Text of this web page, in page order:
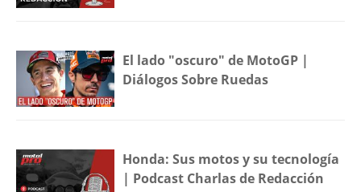
El lado "oscuro" de MotoGP |
Diálogos Sobre Ruedas
Honda: Sus motos y su tecnología
| Podcast Charlas de Redacción